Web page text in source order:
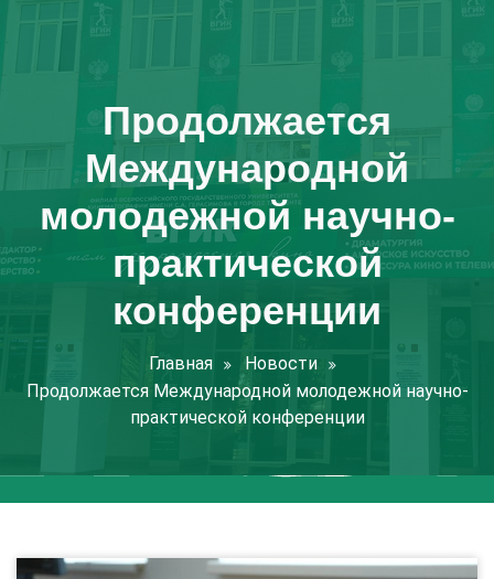
Продолжается
Международной
молодежной научно-
практической
конференции
Главная
Новости
Продолжается Международной молодежной научно-
практической конференции